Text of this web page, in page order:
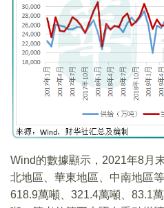
Wind的數據顯示，2021年8月
北地區、華東地區、中南地區
618.9萬噸、321.4萬噸、83.1